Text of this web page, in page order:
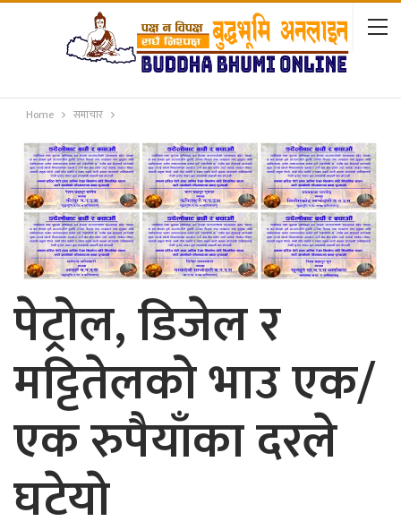
Home समाचार
पेट्रोल, डिजेल र
मट्टितेलको भाउ एक/
एक रुपैयाँका दरले
घटेयाे